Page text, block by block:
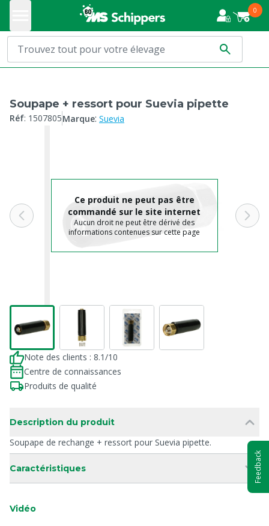
0
Soupape + ressort pour Suevia pipette
Réf: 1507805Marque: Suevia
Ce produit ne peut pas être
commandé sur le site internet
Aucun droit ne peut être dérivé des
informations contenues sur cette page
Note des clients : 8.1/10
Centre de connaissances
Produits de qualité
Description du produit
Soupape de rechange + ressort pour Suevia pipette.
Caractéristiques
Vidéo
Feedback